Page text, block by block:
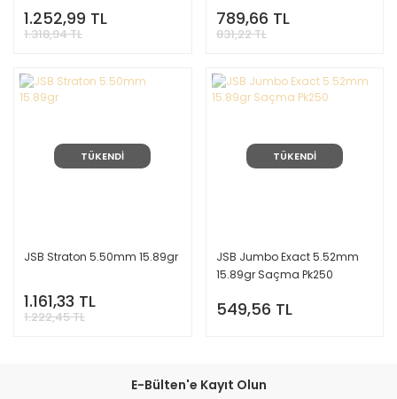
SACMA
1.252,99 TL
1.318,94 TL
789,66 TL
831,22 TL
TÜKENDİ
JSB Straton 5.50mm 15.89gr
1.161,33 TL
1.222,45 TL
TÜKENDİ
JSB Jumbo Exact 5.52mm
15.89gr Saçma Pk250
549,56 TL
E-Bülten'e Kayıt Olun